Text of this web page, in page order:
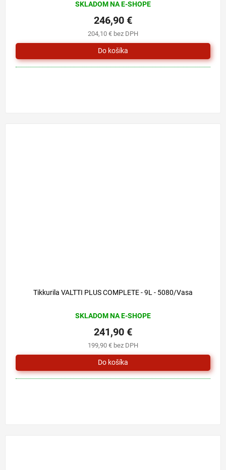
SKLADOM NA E-SHOPE
204,10 € bez DPH
246,90 €
Tikkurila VALTTI PLUS COMPLETE - 9L - 5080/Vasa
SKLADOM NA E-SHOPE
199,90 € bez DPH
241,90 €